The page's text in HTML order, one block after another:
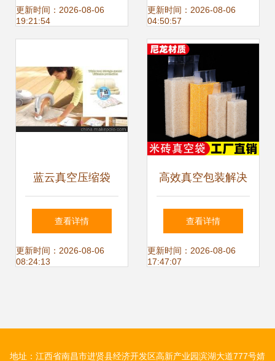
只需要这一套！
更新时间：2026-08-06
19:21:54
缩袋测评
更新时间：2026-08-06
04:50:57
蓝云真空压缩袋
50*60透明款英文
包装，高效收纳的
查看详情
更新时间：2026-08-06
08:24:13
高效真空包装解决
方案 22丝尼龙加厚
米砖袋的使用与优
查看详情
更新时间：2026-08-06
17:47:07
地址：江西省南昌市进贤县经济开发区高新产业园滨湖大道777号婧